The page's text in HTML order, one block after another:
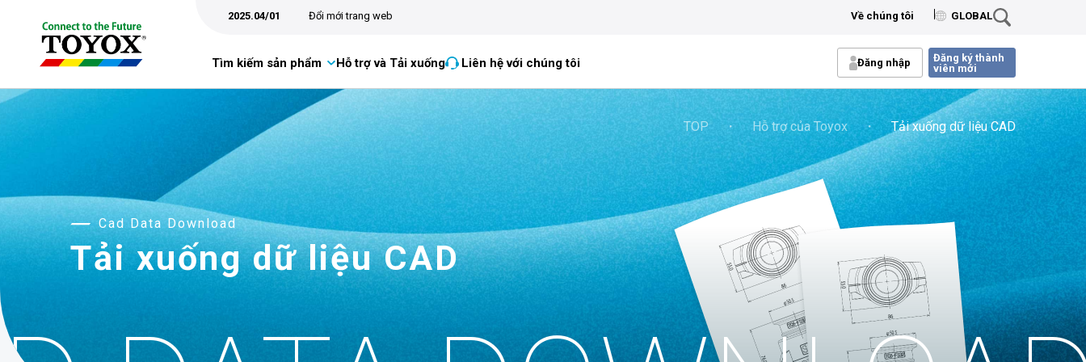
2025.04/01 Đổi mới trang web Về chúng tôi GLOBAL
Tìm kiếm sản phẩm Hỗ trợ và Tải xuống Liên hệ với chúng tôi Đăng nhập
Đăng ký thành
viên mới
TOP ・ Hỗ trợ của Toyox ・ Tải xuống dữ liệu CAD
Cad Data Download
Tải xuống dữ liệu CAD